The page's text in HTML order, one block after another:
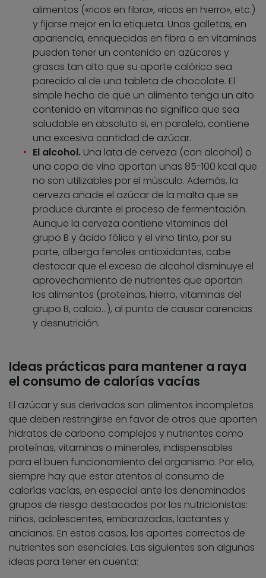
alimentos («ricos en fibra», «ricos en hierro», etc.)
y fijarse mejor en la etiqueta. Unas galletas, en
apariencia, enriquecidas en fibra o en vitaminas
pueden tener un contenido en azúcares y
grasas tan alto que su aporte calórico sea
parecido al de una tableta de chocolate. El
simple hecho de que un alimento tenga un alto
contenido en vitaminas no significa que sea
saludable en absoluto si, en paralelo, contiene
una excesiva cantidad de azúcar.
El alcohol. Una lata de cerveza (con alcohol) o
una copa de vino aportan unas 85-100 kcal que
no son utilizables por el músculo. Además, la
cerveza añade el azúcar de la malta que se
produce durante el proceso de fermentación.
Aunque la cerveza contiene vitaminas del
grupo B y ácido fólico y el vino tinto, por su
parte, alberga fenoles antioxidantes, cabe
destacar que el exceso de alcohol disminuye el
aprovechamiento de nutrientes que aportan
los alimentos (proteínas, hierro, vitaminas del
grupo B, calcio…), al punto de causar carencias
y desnutrición.
Ideas prácticas para mantener a raya
el consumo de calorías vacías
El azúcar y sus derivados son alimentos incompletos
que deben restringirse en favor de otros que aporten
hidratos de carbono complejos y nutrientes como
proteínas, vitaminas o minerales, indispensables
para el buen funcionamiento del organismo. Por ello,
siempre hay que estar atentos al consumo de
calorías vacías, en especial ante los denominados
grupos de riesgo destacados por los nutricionistas:
niños, adolescentes, embarazadas, lactantes y
ancianos. En estos casos, los aportes correctos de
nutrientes son esenciales. Las siguientes son algunas
ideas para tener en cuenta: